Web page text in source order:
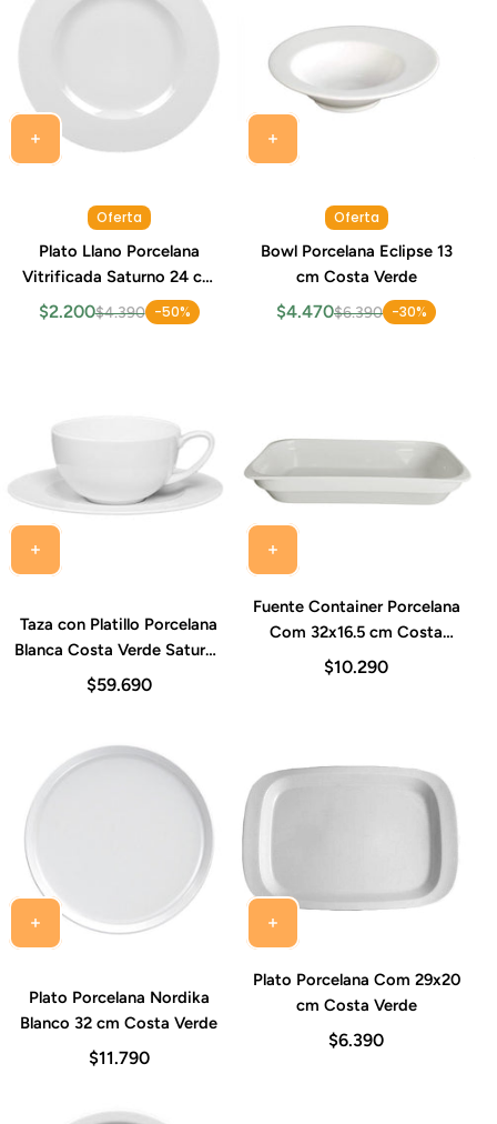
Oferta
Plato Llano Porcelana
Vitrificada Saturno 24 cm
Costa Verde
$2.200$4.390 -50%
Oferta
Bowl Porcelana Eclipse 13
cm Costa Verde
$4.470$6.390 -30%
Taza con Platillo Porcelana
Blanca Costa Verde Saturno
340 ml Set 6 Piezas
$59.690
Fuente Container Porcelana
Com 32x16.5 cm Costa
Verde
$10.290
Plato Porcelana Nordika
Blanco 32 cm Costa Verde
$11.790
Plato Porcelana Com 29x20
cm Costa Verde
$6.390